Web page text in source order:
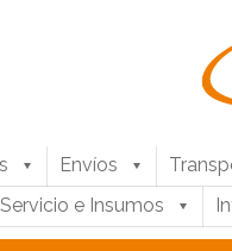
Envíos
e Insumos